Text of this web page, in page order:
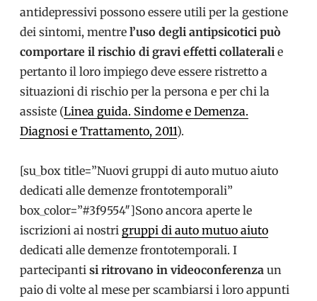
antidepressivi possono essere utili per la gestione
dei sintomi, mentre l’uso degli antipsicotici può
comportare il rischio di gravi effetti collaterali e
pertanto il loro impiego deve essere ristretto a
situazioni di rischio per la persona e per chi la
assiste (Linea guida. Sindome e Demenza.
Diagnosi e Trattamento, 2011).
[su_box title=”Nuovi gruppi di auto mutuo aiuto
dedicati alle demenze frontotemporali”
box_color=”#3f9554″]Sono ancora aperte le
iscrizioni ai nostri gruppi di auto mutuo aiuto
dedicati alle demenze frontotemporali. I
partecipanti si ritrovano in videoconferenza un
paio di volte al mese per scambiarsi i loro appunti